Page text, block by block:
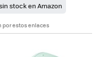
stock en Amazon
por estos enlaces